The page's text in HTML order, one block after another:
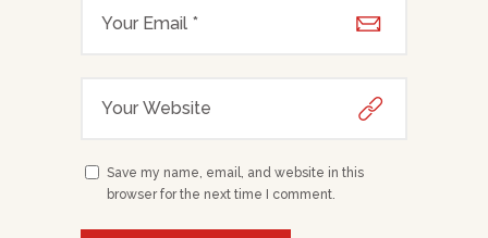
Save my name, email, and website in this
browser for the next time I comment.